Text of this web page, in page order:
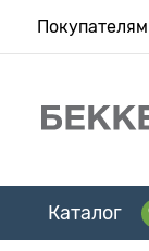
Покупателям
Каталог